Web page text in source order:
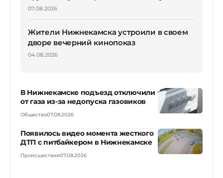
07.08.2026
Жители Нижнекамска устроили в своем
дворе вечерний кинопоказ
04.08.2026
В Нижнекамске подъезд отключили
от газа из-за недопуска газовиков
Общество07.08.2026
Появилось видео момента жесткого
ДТП с питбайкером в Нижнекамске
Происшествия07.08.2026